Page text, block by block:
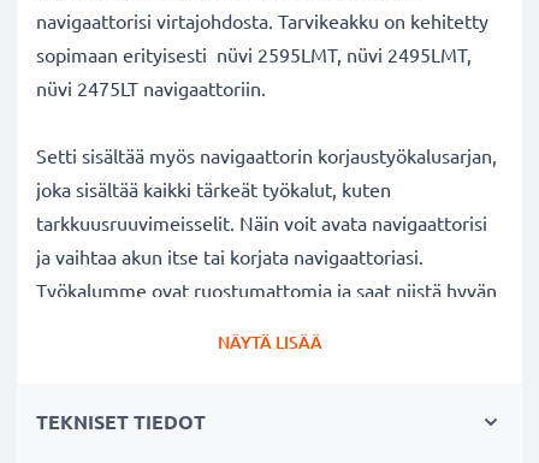
navigaattorisi virtajohdosta. Tarvikeakku on kehitetty
sopimaan erityisesti nüvi 2595LMT, nüvi 2495LMT,
nüvi 2475LT navigaattoriin.
Setti sisältää myös navigaattorin korjaustyökalusarjan,
joka sisältää kaikki tärkeät työkalut, kuten
tarkkuusruuvimeisselit. Näin voit avata navigaattorisi
ja vaihtaa akun itse tai korjata navigaattoriasi.
Työkalumme ovat ruostumattomia ja saat niistä hyvän
Navigaattorin vaihtoakku:
NÄYTÄ LISÄÄ
TEKNISET TIEDOT